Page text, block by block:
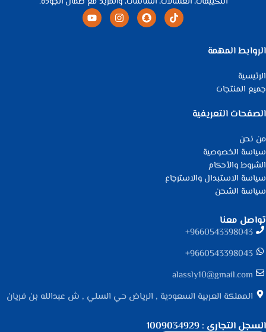
الروابط المهمة
الرئيسية
جميع المنتجات
الصفحات التعريفية
من نحن
سياسة الخصوصية
الشروط والأحكام
سياسة الاستبدال والاسترجاع
سياسة الشحن
تواصل معنا
9660543398043⁩+
9660543398043⁩+
alassly10@gmail.com
المملكة العربية السعودية , الرياض حي السلي , ش عبدالله بن فريان
السجل التجاري : 1009034929